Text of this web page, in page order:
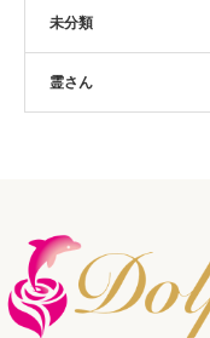
未分類
霊さん